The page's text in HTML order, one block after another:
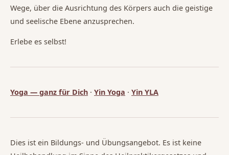
Wege, über die Ausrichtung des Körpers auch die geistige
und seelische Ebene anzusprechen.
Erlebe es selbst!
Yoga — ganz für Dich · Yin Yoga · Yin YLA
Dies ist ein Bildungs- und Übungsangebot. Es ist keine